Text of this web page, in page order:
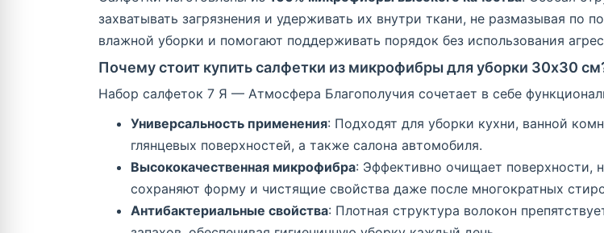
захватывать загрязнения и удерживать их внутри ткани, не размазывая по
влажной уборки и помогают поддерживать порядок без использования
Почему стоит купить салфетки из микрофибры для уборки 30x30
Набор салфеток 7 Я — Атмосфера Благополучия сочетает в себе
Универсальность применения: Подходят для уборки кухни, ванной
глянцевых поверхностей, а также салона автомобиля.
Высококачественная микрофибра: Эффективно очищает поверхности,
сохраняют форму и чистящие свойства даже после многократных
Антибактериальные свойства: Плотная структура волокон